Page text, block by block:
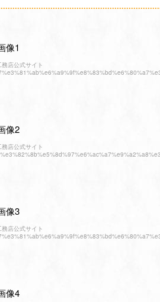
店公式サイト
店公式サイト
店公式サイト